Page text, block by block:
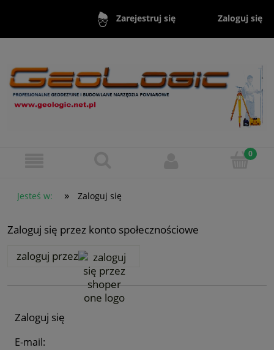
Zarejestruj się Zaloguj się
Jesteś w: » Zaloguj się
Zaloguj się przez konto społecznościowe
zaloguj przez
Zaloguj się
E-mail: